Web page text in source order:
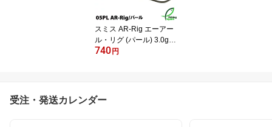
スミス AR-Rig エーアー
ル・リグ (パール) 3.0g
【ジグヘッド】【クロダ
740 円
受注・発送カレンダー